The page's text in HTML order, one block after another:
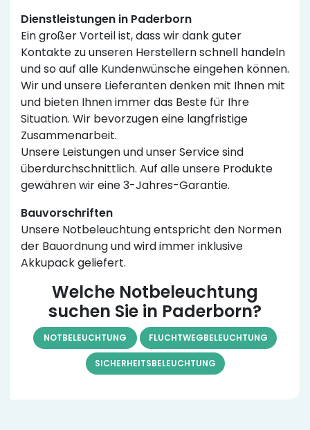
Dienstleistungen in Paderborn
Ein großer Vorteil ist, dass wir dank guter
Kontakte zu unseren Herstellern schnell handeln
und so auf alle Kundenwünsche eingehen können.
Wir und unsere Lieferanten denken mit Ihnen mit
und bieten Ihnen immer das Beste für Ihre
Situation. Wir bevorzugen eine langfristige
Zusammenarbeit.
Unsere Leistungen und unser Service sind
überdurchschnittlich. Auf alle unsere Produkte
gewähren wir eine 3-Jahres-Garantie.
Bauvorschriften
Unsere Notbeleuchtung entspricht den Normen
der Bauordnung und wird immer inklusive
Akkupack geliefert.
Welche Notbeleuchtung
suchen Sie in Paderborn?
NOTBELEUCHTUNG FLUCHTWEGBELEUCHTUNG
SICHERHEITSBELEUCHTUNG